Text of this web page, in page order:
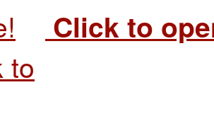
Click to